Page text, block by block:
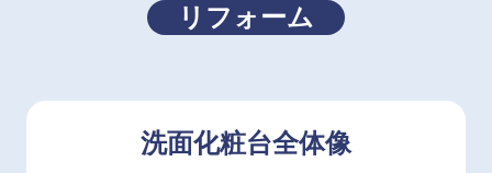
リフォーム
洗面化粧台全体像